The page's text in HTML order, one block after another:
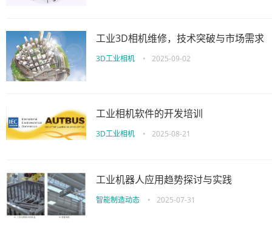
工业3D相机维修，技术突破与市场需求
3D工业相机 • 2025-09-02
工业相机软件的开发培训
3D工业相机 • 2025-08-21
工业机器人应用趋势探讨与实践
智能制造动态 • 2025-07-31